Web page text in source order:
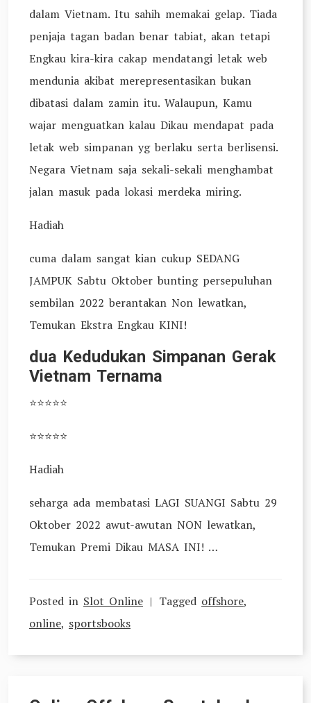
dalam Vietnam. Itu sahih memakai gelap. Tiada
penjaja tagan badan benar tabiat, akan tetapi
Engkau kira-kira cakap mendatangi letak web
mendunia akibat merepresentasikan bukan
dibatasi dalam zamin itu. Walaupun, Kamu
wajar menguatkan kalau Dikau mendapat pada
letak web simpanan yg berlaku serta berlisensi.
Negara Vietnam saja sekali-sekali menghambat
jalan masuk pada lokasi merdeka miring.
Hadiah
cuma dalam sangat kian cukup SEDANG
JAMPUK Sabtu Oktober bunting persepuluhan
sembilan 2022 berantakan Non lewatkan,
Temukan Ekstra Engkau KINI!
dua Kedudukan Simpanan Gerak
Vietnam Ternama
⭐⭐⭐⭐⭐
⭐⭐⭐⭐⭐
Hadiah
seharga ada membatasi LAGI SUANGI Sabtu 29
Oktober 2022 awut-awutan NON lewatkan,
Temukan Premi Dikau MASA INI! …
Posted in Slot Online Tagged offshore,
online, sportsbooks